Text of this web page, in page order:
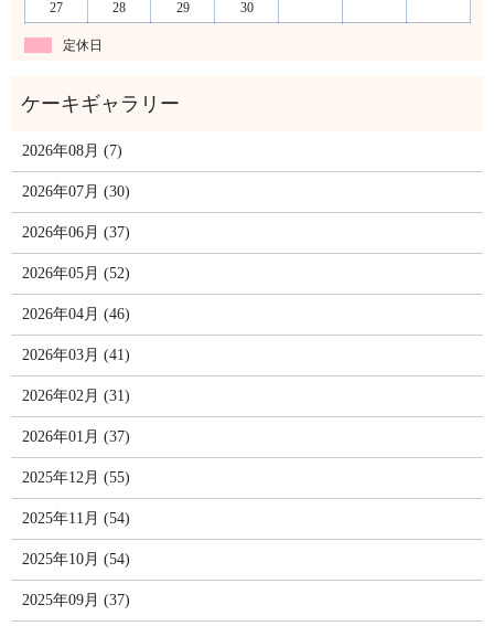
27
28 29 30
定休日
2026年08月 (7)
2026年07月 (30)
2026年06月 (37)
2026年05月 (52)
2026年04月 (46)
2026年03月 (41)
2026年02月 (31)
2026年01月 (37)
2025年12月 (55)
2025年11月 (54)
2025年10月 (54)
2025年09月 (37)